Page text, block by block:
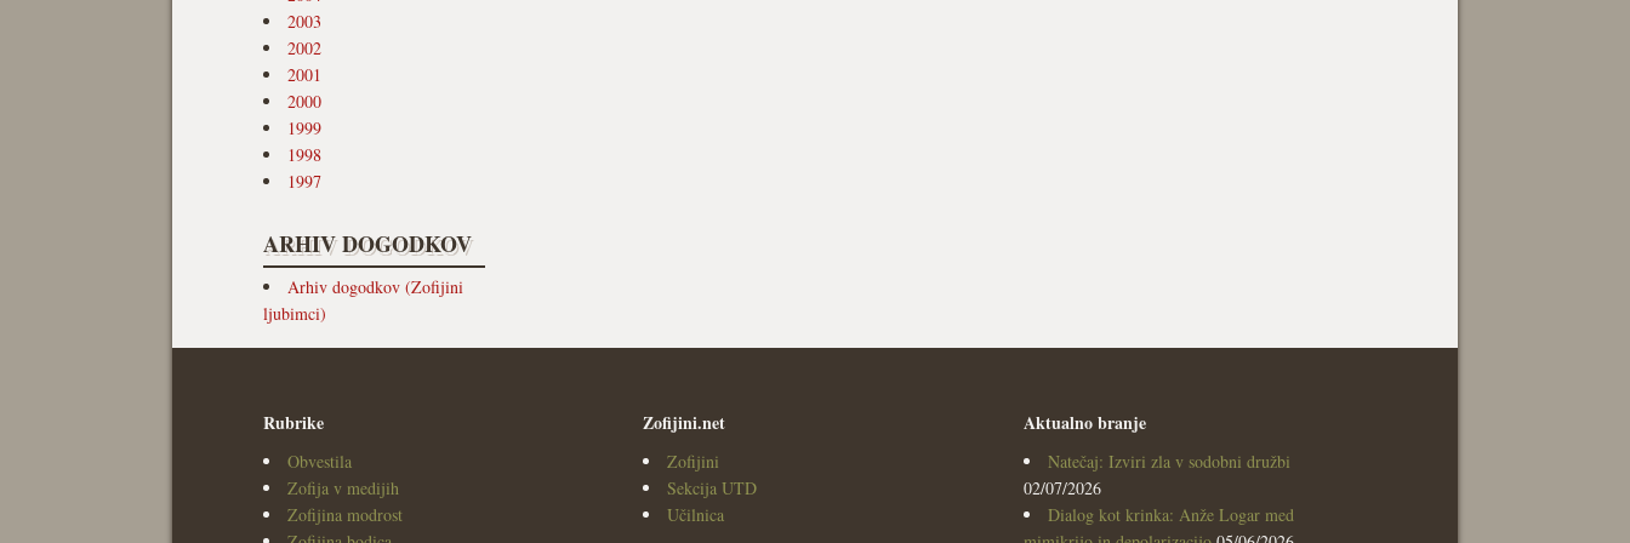
2003
2002
2001
2000
1999
1998
1997
ARHIV DOGODKOV
Arhiv dogodkov (Zofijini
ljubimci)
Rubrike
Obvestila
Zofija v medijih
Zofijina modrost
Zofijini.net
Zofijini
Sekcija UTD
Učilnica
Aktualno branje
Natečaj: Izviri zla v sodobni družbi
02/07/2026
Dialog kot krinka: Anže Logar med